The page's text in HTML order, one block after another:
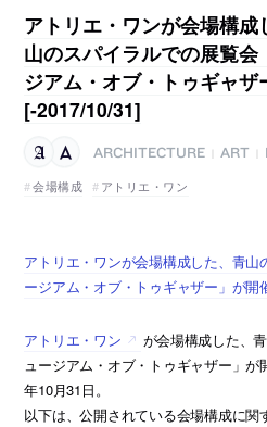
アトリエ・ワンが会場構成
山のスパイラルでの展覧会
ジアム・オブ・トゥギャザ
[-2017/10/31]
ARCHITECTURE ART
会場構成
アトリエ・ワン
アトリエ・ワンが会場構成した、青山
ージアム・オブ・トゥギャザー」が開
アトリエ・ワン
が会場構成した、
ュージアム・オブ・トゥギャザー」
年10月31日。
以下は、公開されている会場構成に